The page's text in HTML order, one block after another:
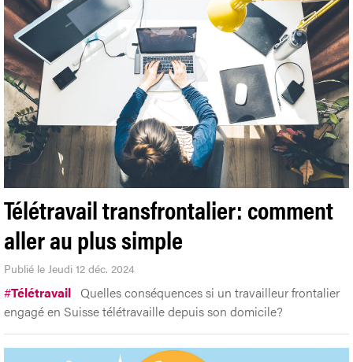
Télétravail transfrontalier: comment
aller au plus simple
Publié le Jeudi 12 déc. 2024
#Télétravail Quelles conséquences si un travailleur frontalier
engagé en Suisse télétravaille depuis son domicile?